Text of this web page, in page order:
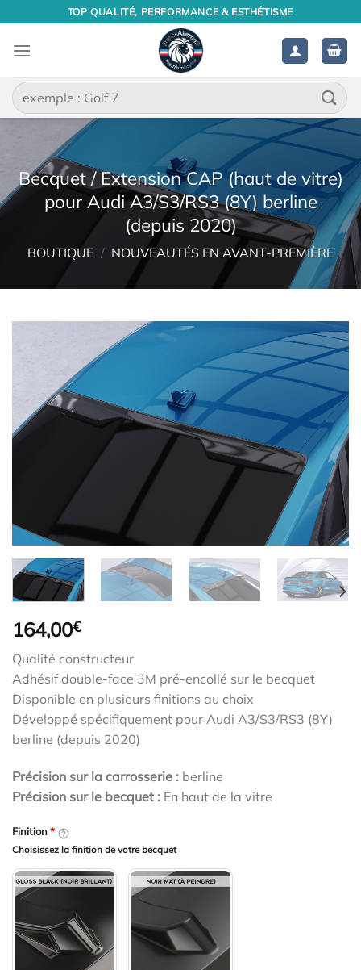
contenu
TOP QUALITÉ, PERFORMANCE & ESTHÉTISME
Recherche
pour :
Becquet / Extension CAP (haut de vitre)
pour Audi A3/S3/RS3 (8Y) berline
(depuis 2020)
BOUTIQUE / NOUVEAUTÉS EN AVANT-PREMIÈRE
164,00€
Qualité constructeur
Adhésif double-face 3M pré-encollé sur le becquet
Disponible en plusieurs finitions au choix
Développé spécifiquement pour Audi A3/S3/RS3 (8Y)
berline (depuis 2020)
Précision sur la carrosserie : berline
Précision sur le becquet : En haut de la vitre
Finition*
Choisissez la finition de votre becquet